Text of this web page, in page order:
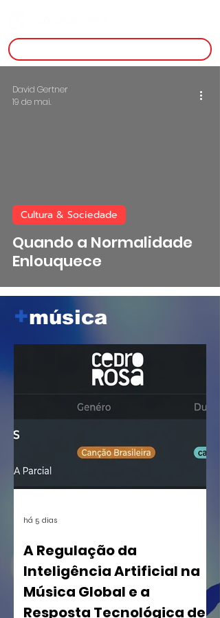
Quando a Normalidade
Enlouquece
Cultura & Sociedade
David Gertner
19 de mai.
+música
A Regulação da
Inteligência Artificial na
Música Global e a
Resposta Tecnológica de
há 5 dias